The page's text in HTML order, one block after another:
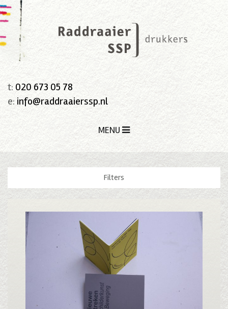
t: 020 673 05 78
e: info@raddraaierssp.nl
MENU
Filters